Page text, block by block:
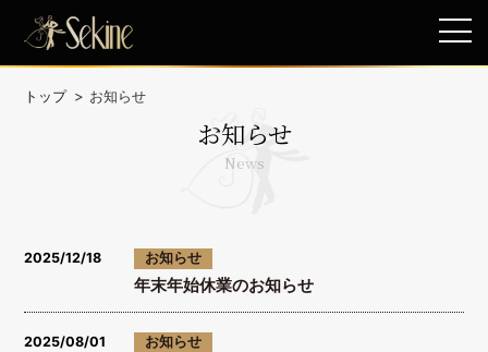
トップ お知らせ
お知らせ
News
2025/12/18 お知らせ
年末年始休業のお知らせ
2025/08/01 お知らせ